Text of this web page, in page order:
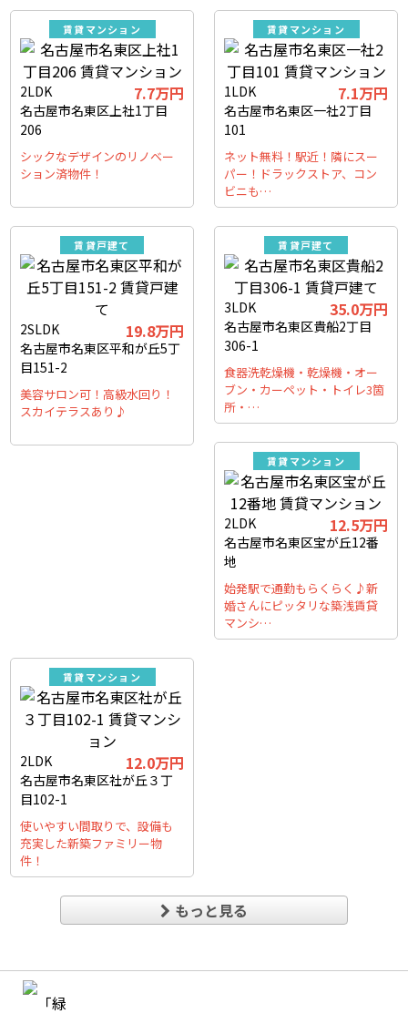
賃貸マンション
2LDK 7.7万円
名古屋市名東区上社1丁目
206
シックなデザインのリノベー
ション済物件！
賃貸マンション
1LDK 7.1万円
名古屋市名東区一社2丁目
101
ネット無料！駅近！隣にスー
パー！ドラックストア、コン
ビニも…
賃貸戸建て
2SLDK 19.8万円
名古屋市名東区平和が丘5丁
目151-2
美容サロン可！高級水回り！
スカイテラスあり♪
賃貸戸建て
3LDK 35.0万円
名古屋市名東区貴船2丁目
306-1
食器洗乾燥機・乾燥機・オー
ブン・カーペット・トイレ3箇
所・…
賃貸マンション
2LDK 12.5万円
名古屋市名東区宝が丘12番
地
始発駅で通勤もらくらく♪新
婚さんにピッタリな築浅賃貸
マンシ…
賃貸マンション
2LDK 12.0万円
名古屋市名東区社が丘３丁
目102-1
使いやすい間取りで、設備も
充実した新築ファミリー物
件！
もっと見る